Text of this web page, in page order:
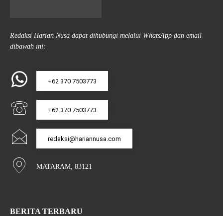
Redaksi Harian Nusa dapat dihubungi melalui WhatsApp dan email
dibawah ini:
+62 370 7503773
+62 370 7503773
redaksi@hariannusa.com
MATARAM, 83121
BERITA TERBARU